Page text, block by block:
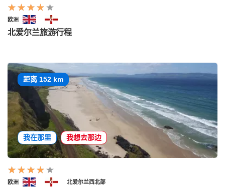
欧洲
北爱尔兰旅游行程
距离 152 km
我在那里 我想去那边
欧洲 北爱尔兰西北部